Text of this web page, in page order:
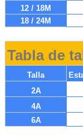
12 / 18M
18 / 24M
Tabla de
Talla
2A
4A
6A